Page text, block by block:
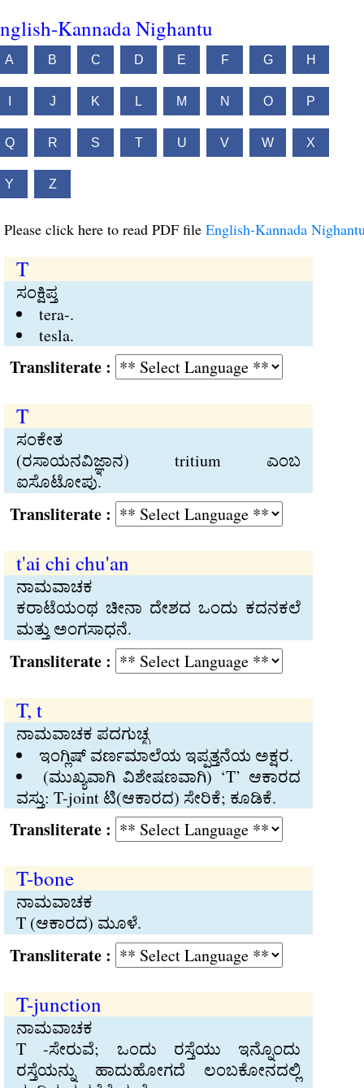
Kannada Nighantu
A B C D E F G H
J K L M N O P
Q R S T U V W X
Y Z
Please click here to read PDF file English-Kannada
T
ಸಂಕ್ಷಿಪ್ತ
tera-.
tesla.
:
T
ಸಂಕೇತ
(ರಸಾಯನವಿಜ್ಞಾನ) tritium ಎಂಬ
ಐಸೊಟೋಪು.
:
t'ai chi chu'an
ನಾಮವಾಚಕ
ಕರಾಟೆಯಂಥ ಚೀನಾ ದೇಶದ ಒಂದು ಕದನಕಲೆ
ಮತ್ತು ಅಂಗಸಾಧನೆ.
:
T, t
ನಾಮವಾಚಕ ಪದಗುಚ್ಛ
ಇಂಗ್ಲಿಷ್‍ ವರ್ಣಮಾಲೆಯ ಇಪ್ಪತ್ತನೆಯ ಅಕ್ಷರ.
(ಮುಖ್ಯವಾಗಿ ವಿಶೇಷಣವಾಗಿ) ‘T’ ಆಕಾರದ
ವಸ್ತು: T-joint ಟಿ(ಆಕಾರದ) ಸೇರಿಕೆ; ಕೂಡಿಕೆ.
:
T-bone
ನಾಮವಾಚಕ
T (ಆಕಾರದ) ಮೂಳೆ.
:
T-junction
ನಾಮವಾಚಕ
T -ಸೇರುವೆ; ಒಂದು ರಸ್ತೆಯು ಇನ್ನೊಂದು
ರಸ್ತೆಯನ್ನು ಹಾದುಹೋಗದೆ ಲಂಬಕೋನದಲ್ಲಿ